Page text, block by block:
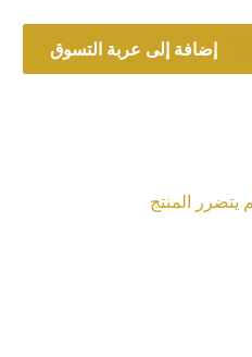
إضافة إلى عربة التسوق
يتضرر المنتج